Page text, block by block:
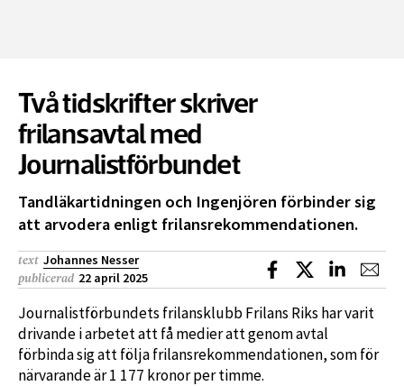
Två tidskrifter skriver
frilansavtal med
Journalistförbundet
Tandläkartidningen och Ingenjören förbinder sig
att arvodera enligt frilansrekommendationen.
text Johannes Nesser
publicerad 22 april 2025
Dela på Facebook
Dela på XDela på
Journalistförbundets frilansklubb Frilans Riks har varit
drivande i arbetet att få medier att genom avtal
förbinda sig att följa frilansrekommendationen, som för
närvarande är 1 177 kronor per timme.